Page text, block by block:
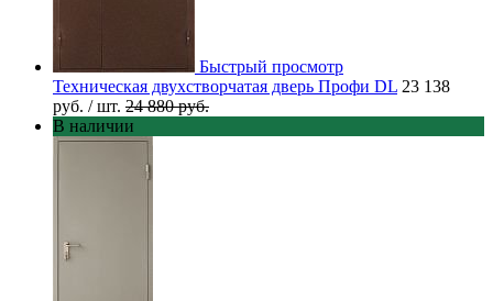
Быстрый просмотр
Техническая двухстворчатая дверь Профи DL 23 138
руб. / шт. 24 880 руб.
В наличии